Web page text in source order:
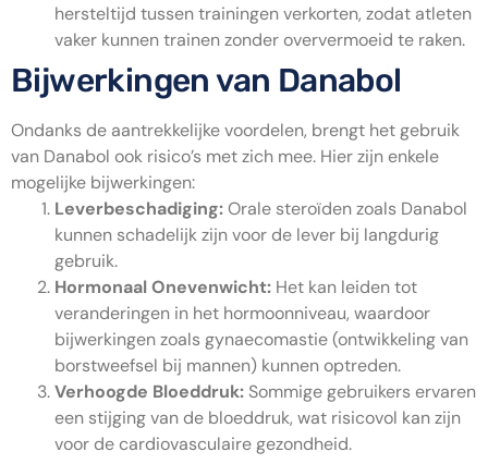
hersteltijd tussen trainingen verkorten, zodat atleten
vaker kunnen trainen zonder oververmoeid te raken.
Bijwerkingen van Danabol
Ondanks de aantrekkelijke voordelen, brengt het gebruik
van Danabol ook risico’s met zich mee. Hier zijn enkele
mogelijke bijwerkingen:
Leverbeschadiging:Orale steroïden zoals Danabol
kunnen schadelijk zijn voor de lever bij langdurig
gebruik.
Hormonaal Onevenwicht: Het kan leiden tot
veranderingen in het hormoonniveau, waardoor
bijwerkingen zoals gynaecomastie (ontwikkeling van
borstweefsel bij mannen) kunnen optreden.
Verhoogde Bloeddruk: Sommige gebruikers ervaren
een stijging van de bloeddruk, wat risicovol kan zijn
voor de cardiovasculaire gezondheid.